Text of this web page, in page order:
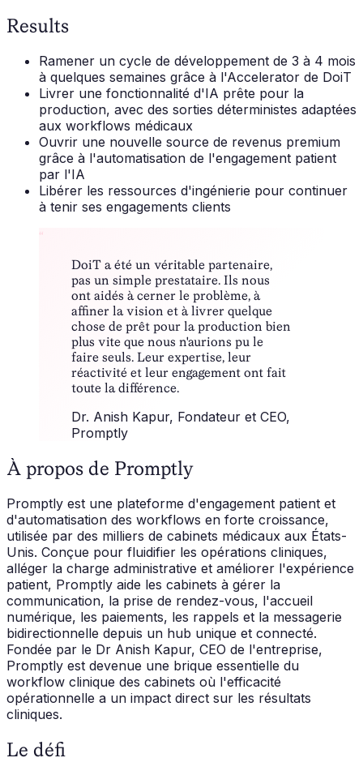
Results
Ramener un cycle de développement de 3 à 4 mois
à quelques semaines grâce à l'Accelerator de DoiT
Livrer une fonctionnalité d'IA prête pour la
production, avec des sorties déterministes adaptées
aux workflows médicaux
Ouvrir une nouvelle source de revenus premium
grâce à l'automatisation de l'engagement patient
par l'IA
Libérer les ressources d'ingénierie pour continuer
à tenir ses engagements clients
“
DoiT a été un véritable partenaire,
pas un simple prestataire. Ils nous
ont aidés à cerner le problème, à
affiner la vision et à livrer quelque
chose de prêt pour la production bien
plus vite que nous n'aurions pu le
faire seuls. Leur expertise, leur
réactivité et leur engagement ont fait
toute la différence.
Dr. Anish Kapur, Fondateur et CEO,
Promptly
À propos de Promptly
Promptly est une plateforme d'engagement patient et
d'automatisation des workflows en forte croissance,
utilisée par des milliers de cabinets médicaux aux États-
Unis. Conçue pour fluidifier les opérations cliniques,
alléger la charge administrative et améliorer l'expérience
patient, Promptly aide les cabinets à gérer la
communication, la prise de rendez-vous, l'accueil
numérique, les paiements, les rappels et la messagerie
bidirectionnelle depuis un hub unique et connecté.
Fondée par le Dr Anish Kapur, CEO de l'entreprise,
Promptly est devenue une brique essentielle du
workflow clinique des cabinets où l'efficacité
opérationnelle a un impact direct sur les résultats
cliniques.
Le défi